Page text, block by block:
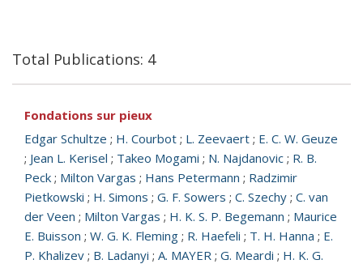
Total Publications: 4
Fondations sur pieux
Edgar Schultze ; H. Courbot ; L. Zeevaert ; E. C. W. Geuze
; Jean L. Kerisel ; Takeo Mogami ; N. Najdanovic ; R. B.
Peck ; Milton Vargas ; Hans Petermann ; Radzimir
Pietkowski ; H. Simons ; G. F. Sowers ; C. Szechy ; C. van
der Veen ; Milton Vargas ; H. K. S. P. Begemann ; Maurice
E. Buisson ; W. G. K. Fleming ; R. Haefeli ; T. H. Hanna ; E.
P. Khalizev ; B. Ladanyi ; A. MAYER ; G. Meardi ; H. K. G.